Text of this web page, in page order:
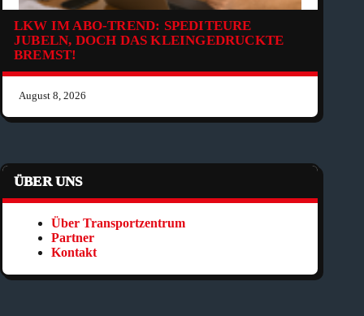
LKW IM ABO-TREND: SPEDITEURE
JUBELN, DOCH DAS KLEINGEDRUCKTE
BREMST!
August 8, 2026
ÜBER UNS
Über Transportzentrum
Partner
Kontakt